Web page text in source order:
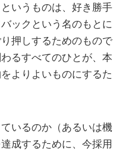
いうものは、好き勝手
ックという名のもとに
押しするためのもので
るすべてのひとが、本
よりよいものにするた
いるのか（あるいは機
成するために、今採用